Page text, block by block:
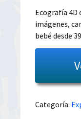
Ecografía 4D
imágenes,
bebé desde
Categoría: